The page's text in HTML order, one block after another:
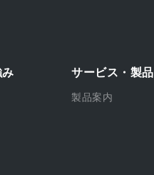
サービス・製品
製品案内